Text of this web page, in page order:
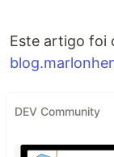
Este artigo foi
DEV Community